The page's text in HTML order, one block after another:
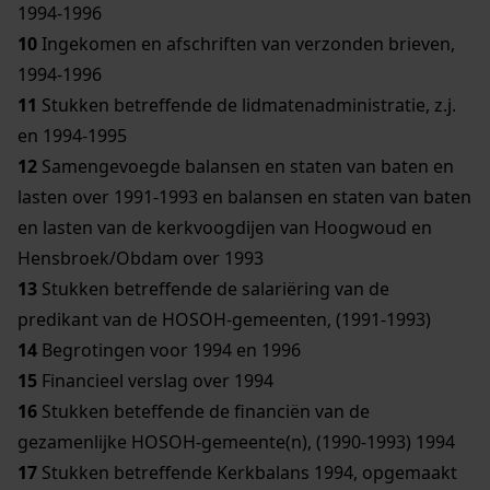
1994-1996
10 Ingekomen en afschriften van verzonden brieven,
1994-1996
11 Stukken betreffende de lidmatenadministratie, z.j.
en 1994-1995
12 Samengevoegde balansen en staten van baten en
lasten over 1991-1993 en balansen en staten van baten
en lasten van de kerkvoogdijen van Hoogwoud en
Hensbroek/Obdam over 1993
13 Stukken betreffende de salariëring van de
predikant van de HOSOH-gemeenten, (1991-1993)
14 Begrotingen voor 1994 en 1996
15 Financieel verslag over 1994
16 Stukken beteffende de financiën van de
gezamenlijke HOSOH-gemeente(n), (1990-1993) 1994
17 Stukken betreffende Kerkbalans 1994, opgemaakt